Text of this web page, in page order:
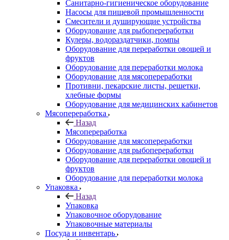
Санитарно-гигиеническое оборудование
Насосы для пищевой промышленности
Смесители и душирующие устройства
Оборудование для рыбопереработки
Кулеры, водораздатчики, помпы
Оборудование для переработки овощей и
фруктов
Оборудование для переработки молока
Оборудование для мясопереработки
Противни, пекарские листы, решетки,
хлебные формы
Оборудование для медицинских кабинетов
Мясопереработка
Назад
Мясопереработка
Оборудование для мясопереработки
Оборудование для рыбопереработки
Оборудование для переработки овощей и
фруктов
Оборудование для переработки молока
Упаковка
Назад
Упаковка
Упаковочное оборудование
Упаковочные материалы
Посуда и инвентарь